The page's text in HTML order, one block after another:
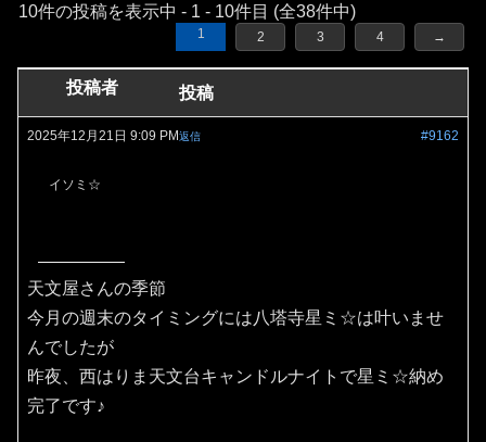
10件の投稿を表示中 - 1 - 10件目 (全38件中)
1 2 3 4 →
投稿者 投稿
2025年12月21日 9:09 PM #9162
返信
イソミ☆
天文屋さんの季節
今月の週末のタイミングには八塔寺星ミ☆は叶いませ
んでしたが
昨夜、西はりま天文台キャンドルナイトで星ミ☆納め
完了です♪